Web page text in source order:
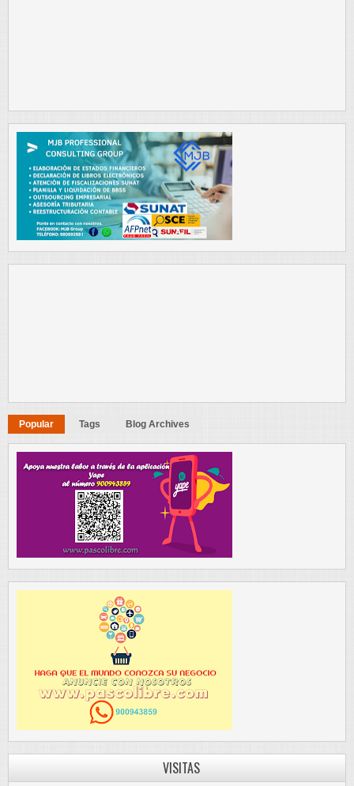
Popular Tags Blog Archives
VISITAS